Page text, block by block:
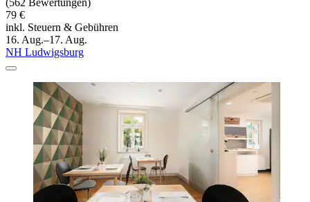
(562 Bewertungen)
79 €
inkl. Steuern & Gebühren
16. Aug.–17. Aug.
NH Ludwigsburg